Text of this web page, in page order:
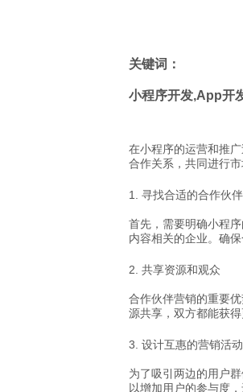
关键词：
小程序开发,App开
在小程序的运营和推
合作关系，共同进行
1. 寻找合适的合作伙伴
首先，需要明确小程
内容相关的企业。确
2. 共享资源和观众
合作伙伴营销的重要
源共享，双方都能获得
3. 设计互惠的营销活动
为了吸引两边的用户
以增加用户的参与度